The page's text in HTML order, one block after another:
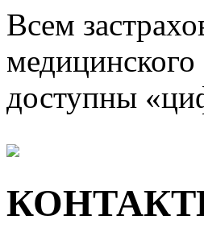
Всем
медицинского
доступны